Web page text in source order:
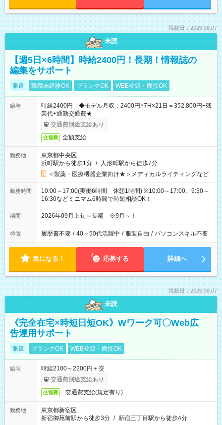
掲載日：2026.08.07
未読
【週5日×6時間】時給2400円！長期！情報誌の
編集をサポート
派遣 職種未経験OK ブランクOK WEB登録・面接OK
給与
時給2400円 ◆モデル月収：2400円×7H×21日＝352,800円+残
業代+通勤交通費★
交通費別途支給あり
交通費 全額支給
勤務地
東京都中央区
浜町駅から徒歩1分 / 人形町駅から徒歩7分
＜製薬・医療機器企業向け★＞メディカルライティングなど
勤務時間
10:00～17:00(実働6時間 休憩1時間) ※10:00～17:00、9:30～
16:30などミニマム6時間で時短相談OK！
期間 2026年09月上旬～長期 ※9月～！
特徴 履歴書不要 / 40～50代活躍中 / 服装自由 / パソコンスキル不要
気になる！ 応募する 詳細へ
掲載日：2026.08.07
未読
《完全在宅×時短日短OK》Wワーク可〇Web広
告運用サポート
派遣 ブランクOK WEB登録・面接OK
給与
時給2100～2200円＋交
交通費別途支給あり
交通費 交通費支給(規定有り)
勤務地
東京都新宿区
新宿御苑前駅から徒歩3分 / 新宿三丁目駅から徒歩4分